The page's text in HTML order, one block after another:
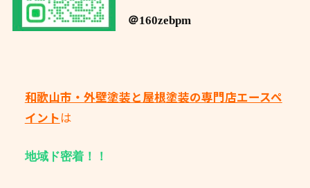
＠160zebpm
和歌山市・外壁塗装と屋根塗装の専門店エースペ
イントは
地域ド密着！！